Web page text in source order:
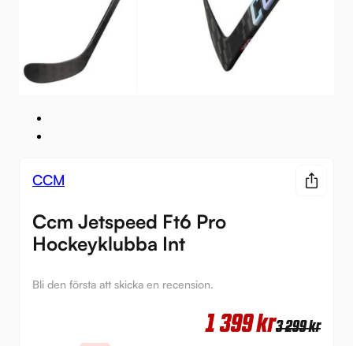
CCM
Ccm Jetspeed Ft6 Pro
Hockeyklubba Int
Bli den första att skicka en recension.
3 299krDet
1 399kr
Det